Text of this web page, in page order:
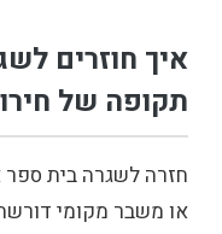
איך חוזרים
תקופה של
חזרה לשגרה בית
או משבר מקומי